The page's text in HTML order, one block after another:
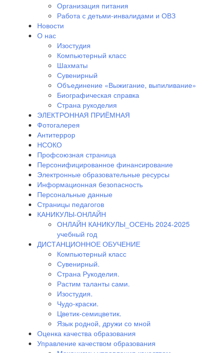
Организация питания
Работа с детьми-инвалидами и ОВЗ
Новости
О нас
Изостудия
Компьютерный класс
Шахматы
Сувенирный
Объединение «Выжигание, выпиливание»
Биографическая справка
Страна рукоделия
ЭЛЕКТРОННАЯ ПРИЁМНАЯ
Фотогалерея
Антитеррор
НСОКО
Профсоюзная страница
Персонифицированное финансирование
Электронные образовательные ресурсы
Информационная безопасность
Персональные данные
Страницы педагогов
КАНИКУЛЫ-ОНЛАЙН
ОНЛАЙН КАНИКУЛЫ_ОСЕНЬ 2024-2025
учебный год
ДИСТАНЦИОННОЕ ОБУЧЕНИЕ
Компьютерный класс
Сувенирный.
Страна Рукоделия.
Растим таланты сами.
Изостудия.
Чудо-краски.
Цветик-семицветик.
Язык родной, дружи со мной
Оценка качества образования
Управление качеством образования